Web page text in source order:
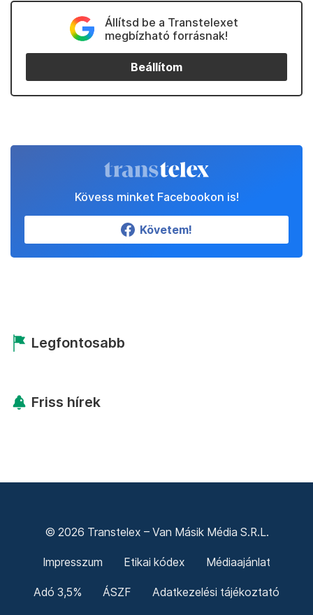
Állítsd be a Transtelexet
megbízható forrásnak!
Beállítom
Kövess minket Facebookon is!
Követem!
Legfontosabb
Friss hírek
© 2026 Transtelex – Van Másik Média S.R.L.
Impresszum Etikai kódex Médiaajánlat
Adó 3,5% ÁSZF Adatkezelési tájékoztató